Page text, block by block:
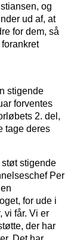
og
ud af, at
for dem, så
stigende
forventes
2. del,
tage deres
stigende
Per
for ude i
vi får. Vi er
der har